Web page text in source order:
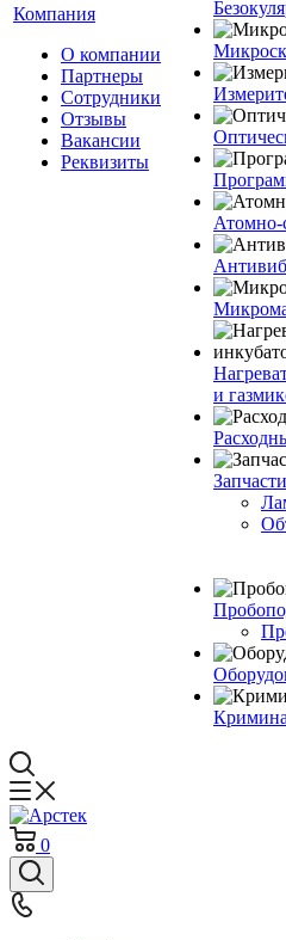
Компания
О компании
Партнеры
Сотрудники
Отзывы
Вакансии
Реквизиты
Атомно-
и
0